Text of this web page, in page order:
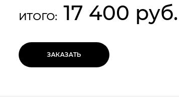
ИТОГО: 17 400 руб.
ЗАКАЗАТЬ